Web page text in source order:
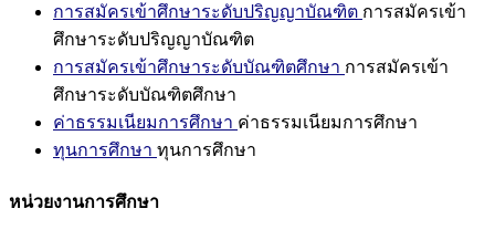
การสมัครเข้าศึกษาระดับปริญญาบัณฑิต การสมัครเข้า
ศึกษาระดับปริญญาบัณฑิต
การสมัครเข้าศึกษาระดับบัณฑิตศึกษา การสมัครเข้า
ศึกษาระดับบัณฑิตศึกษา
ค่าธรรมเนียมการศึกษา ค่าธรรมเนียมการศึกษา
ทุนการศึกษา ทุนการศึกษา
หน่วยงานการศึกษา